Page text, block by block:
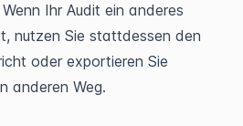
Ihr Audit ein anderes
nutzen Sie stattdessen den
oder exportieren Sie
anderen Weg.